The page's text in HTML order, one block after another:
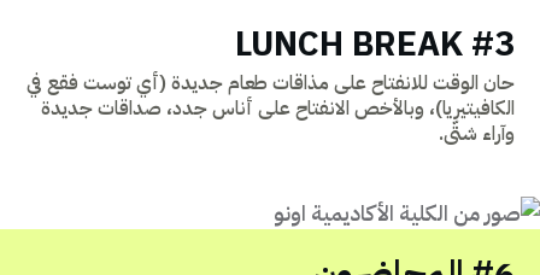
#3 LUNCH BREAK
حان الوقت للانفتاح على مذاقات طعام جديدة (أي توست فقع في
الكافيتيريا)، وبالأخص الانفتاح على أناس جدد، صداقات جديدة
وآراء شتّى.